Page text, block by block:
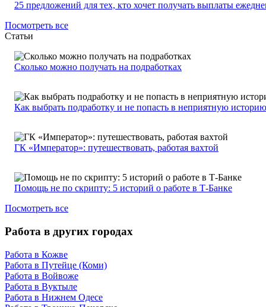
25 предложений для тех, кто хочет получать выплаты
Посмотреть все
Статьи
Сколько можно получать на подработках
Как выбрать подработку и не попасть в неприятную историю
ГК «Император»: путешествовать, работая вахтой
Помощь не по скрипту: 5 историй о работе в Т-Банке
Посмотреть все
Работа в других городах
Работа в Кожве
Работа в Путейце (Коми)
Работа в Войвоже
Работа в Вуктыле
Работа в Нижнем Одесе